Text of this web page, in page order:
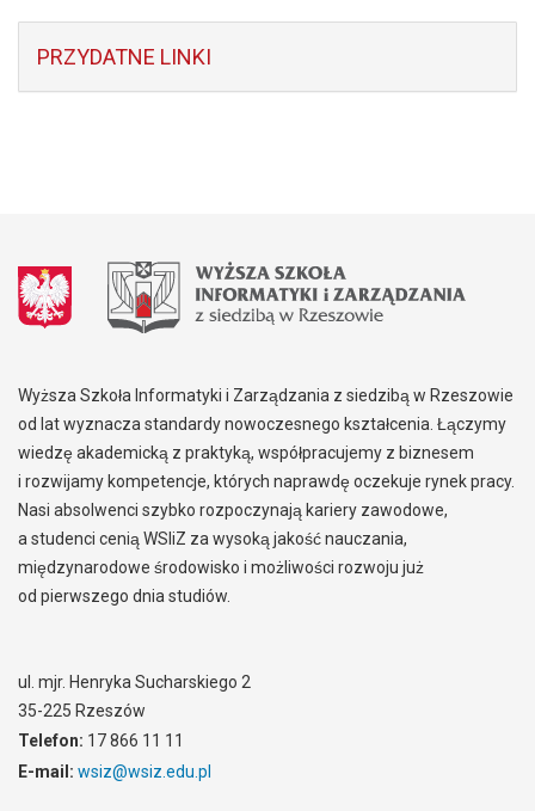
PRZYDATNE LINKI
Wyższa Szkoła Informatyki i Zarządzania z siedzibą w Rzeszowie
od lat wyznacza standardy nowoczesnego kształcenia. Łączymy
wiedzę akademicką z praktyką, współpracujemy z biznesem
i rozwijamy kompetencje, których naprawdę oczekuje rynek pracy.
Nasi absolwenci szybko rozpoczynają kariery zawodowe,
a studenci cenią WSIiZ za wysoką jakość nauczania,
międzynarodowe środowisko i możliwości rozwoju już
od pierwszego dnia studiów.
ul. mjr. Henryka Sucharskiego 2
35-225 Rzeszów
Telefon: 17 866 11 11
E-mail: wsiz@wsiz.edu.pl